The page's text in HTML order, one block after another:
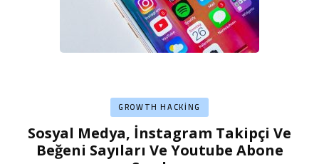
GROWTH HACKING
Sosyal Medya, İnstagram Takipçi Ve
Beğeni Sayıları Ve Youtube Abone